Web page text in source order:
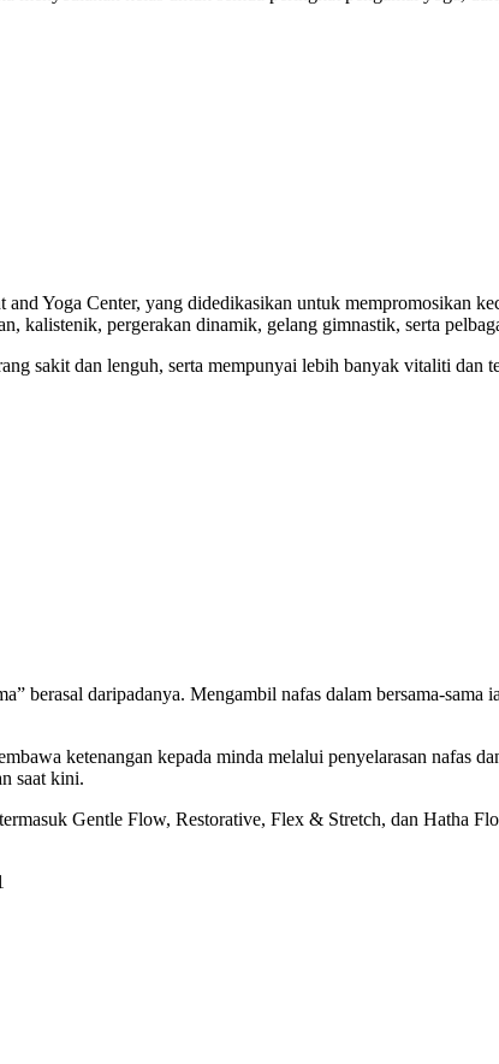
Yoga Center, yang didedikasikan untuk mempromosikan
kalistenik, pergerakan dinamik, gelang gimnastik, serta
sakit dan lenguh, serta mempunyai lebih banyak vitaliti dan
berasal daripadanya. Mengambil nafas dalam bersama-
ketenangan kepada minda melalui penyelarasan nafas
saat kini.
Gentle Flow, Restorative, Flex & Stretch, dan Hatha